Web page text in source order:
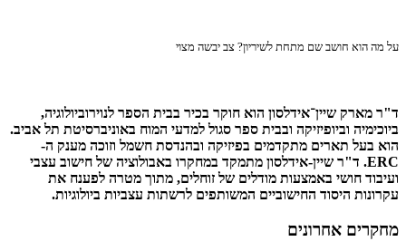
על מה הוא חושב שם מתחת לשיריון? צב יבשה מצוי
ד"ר מארק שיין־אידלסון הוא חוקר בכיר בבית הספר לנוירוביולוגיה,
ביוכימיה וביופיזיקה ובבית ספר סגול למדעי המוח באוניברסיטת תל אביב.
הוא בעל תארים מתקדמים בפיזיקה ובהנדסת חשמל וזוכה מענק ה-
ERC. ד"ר שיין-אידלסון מתמקד במחקרו באבולוציה של חישוב עצבי
ועיבוד חושי באמצעות מודלים של זוחלים, מתוך מטרה לפענח את
עקרונות היסוד החישוביים המשותפים לרשתות עצביות ביולוגיות.
מחקרים אחרונים